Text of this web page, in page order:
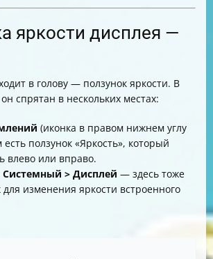
яркости дисплея —
в голову — ползунок яркости. В
спрятан в нескольких местах:
(иконка в правом нижнем углу
ползунок «Яркость», который
влево или вправо.
> Дисплей — здесь тоже
для изменения яркости встроенного